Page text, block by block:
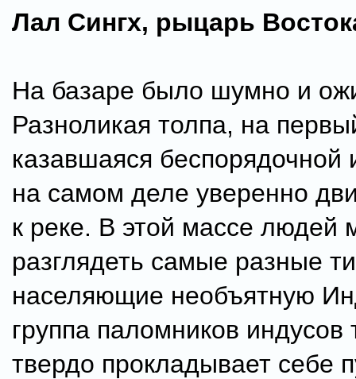
Лал Сингх, рыцарь
На базаре было шумно и
Разноликая толпа, на
казавшаяся беспорядочной
на самом деле уверенно
к реке. В этой массе людей
разглядеть самые разные
населяющие необъятную
группа паломников индусов
твердо прокладывает себе